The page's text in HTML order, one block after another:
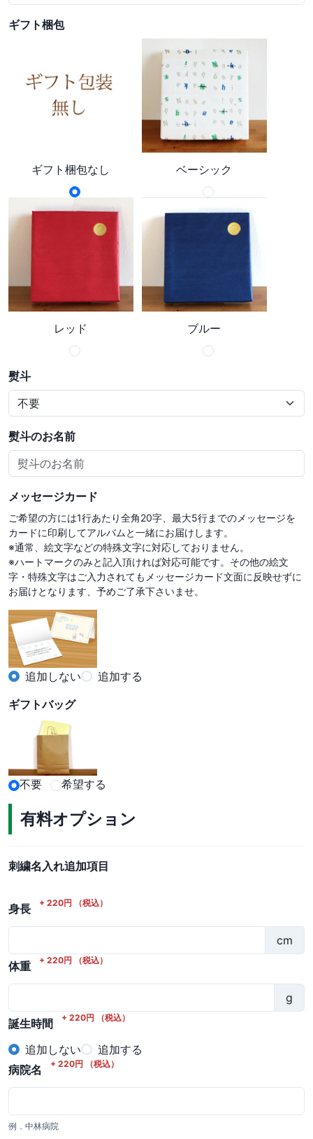
ギフト梱包
ギフト梱包なし ベーシック
レッド ブルー
熨斗
熨斗のお名前
メッセージカード
ご希望の方には1行あたり全角20字、最大5行までのメッセージを
カードに印刷してアルバムと一緒にお届けします。
※通常、絵文字などの特殊文字に対応しておりません。
※ハートマークのみと記入頂ければ対応可能です。その他の絵文
字・特殊文字はご入力されてもメッセージカード文面に反映せずに
お届けとなります、予めご了承下さいませ。
追加しない
追加する
ギフトバッグ
不要 希望する
有料オプション
刺繍名入れ追加項目
身長 + 220円 （税込）
cm
体重
+ 220円 （税込）
g
誕生時間
+ 220円 （税込）
追加しない
追加する
病院名
+ 220円 （税込）
例．中林病院